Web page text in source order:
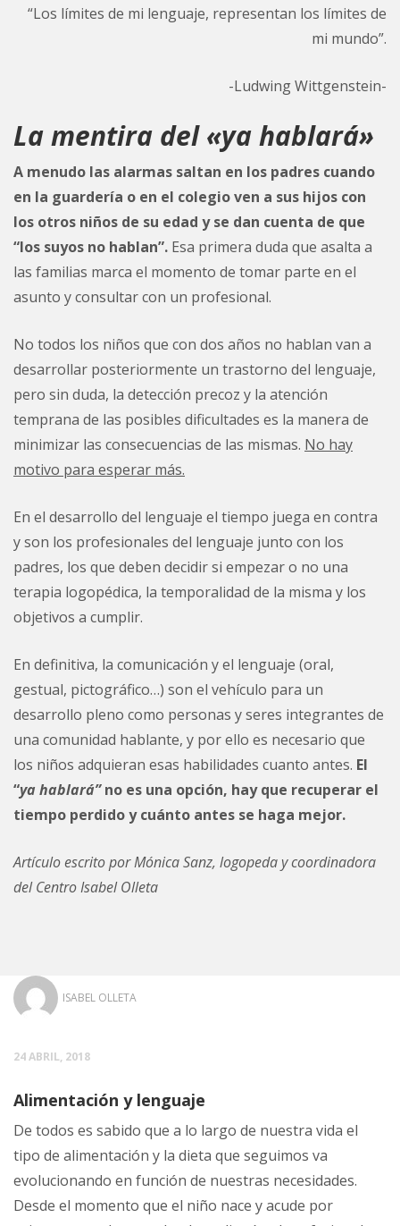
“Los límites de mi lenguaje, representan los límites de
mi mundo”.
-Ludwing Wittgenstein-
La mentira del «ya hablará»
A menudo las alarmas saltan en los padres cuando
en la guardería o en el colegio ven a sus hijos con
los otros niños de su edad y se dan cuenta de que
“los suyos no hablan”. Esa primera duda que asalta a
las familias marca el momento de tomar parte en el
asunto y consultar con un profesional.
No todos los niños que con dos años no hablan van a
desarrollar posteriormente un trastorno del lenguaje,
pero sin duda, la detección precoz y la atención
temprana de las posibles dificultades es la manera de
minimizar las consecuencias de las mismas. No hay
motivo para esperar más.
En el desarrollo del lenguaje el tiempo juega en contra
y son los profesionales del lenguaje junto con los
padres, los que deben decidir si empezar o no una
terapia logopédica, la temporalidad de la misma y los
objetivos a cumplir.
En definitiva, la comunicación y el lenguaje (oral,
gestual, pictográfico…) son el vehículo para un
desarrollo pleno como personas y seres integrantes de
una comunidad hablante, y por ello es necesario que
los niños adquieran esas habilidades cuanto antes. El
“ya hablará”no es una opción, hay que recuperar el
tiempo perdido y cuánto antes se haga mejor.
Artículo escrito por Mónica Sanz, logopeda y coordinadora
del Centro Isabel Olleta
ISABEL OLLETA
24 ABRIL, 2018
Alimentación y lenguaje
De todos es sabido que a lo largo de nuestra vida el
tipo de alimentación y la dieta que seguimos va
evolucionando en función de nuestras necesidades.
Desde el momento que el niño nace y acude por